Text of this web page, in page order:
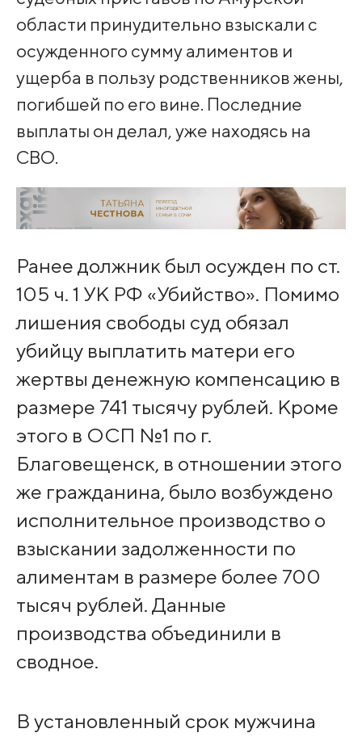
области принудительно взыскали с
осужденного сумму алиментов и
ущерба в пользу родственников жены,
погибшей по его вине. Последние
выплаты он делал, уже находясь на
СВО.
Ранее должник был осужден по ст.
105 ч. 1 УК РФ «Убийство». Помимо
лишения свободы суд обязал
убийцу выплатить матери его
жертвы денежную компенсацию в
размере 741 тысячу рублей. Кроме
этого в ОСП №1 по г.
Благовещенск, в отношении этого
же гражданина, было возбуждено
исполнительное производство о
взыскании задолженности по
алиментам в размере более 700
тысяч рублей. Данные
производства объединили в
сводное.
В установленный срок мужчина